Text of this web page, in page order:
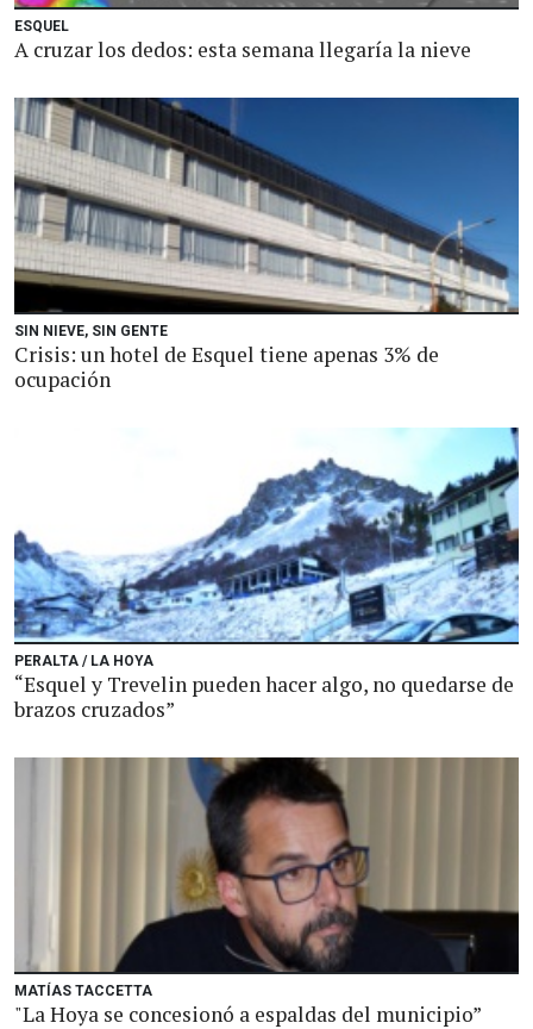
ESQUEL
A cruzar los dedos: esta semana llegaría la nieve
SIN NIEVE, SIN GENTE
Crisis: un hotel de Esquel tiene apenas 3% de
ocupación
PERALTA / LA HOYA
“Esquel y Trevelin pueden hacer algo, no quedarse de
brazos cruzados”
MATÍAS TACCETTA
"La Hoya se concesionó a espaldas del municipio”